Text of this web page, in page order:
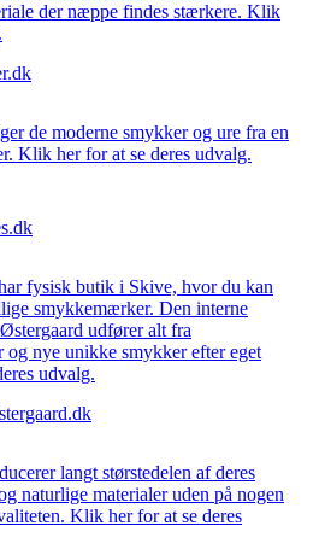
der næppe findes stærkere. Klik
de moderne smykker og ure fra en
Klik her for at se deres udvalg.
fysisk butik i Skive, hvor du kan
smykkemærker. Den interne
udfører alt fra
og nye unikke smykker efter eget
udvalg.
langt størstedelen af deres
naturlige materialer uden på nogen
Klik her for at se deres